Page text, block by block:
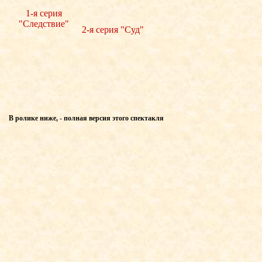
1-я серия
"Следствие"
2-я серия "Суд"
В ролике ниже, - полная версия этого спектакля